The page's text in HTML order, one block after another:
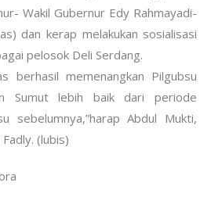
Wakil Gubernur Edy Rahmayadi-
dan kerap melakukan sosialisasi
pelosok Deli Serdang.
berhasil memenangkan Pilgubsu
Sumut lebih baik dari periode
sebelumnya,”harap Abdul Mukti,
(lubis)